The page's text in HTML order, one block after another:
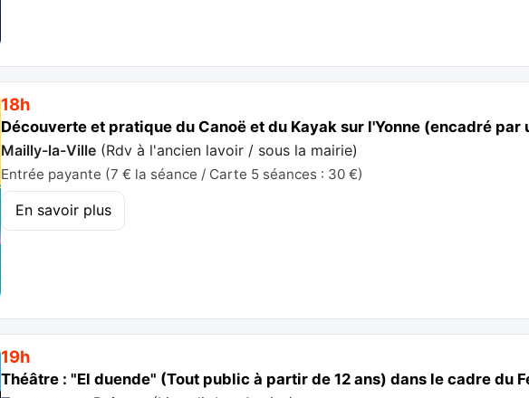
18h
Découverte et pratique du Canoë et du Kayak sur l'Yonne (encadré
Mailly-la-Ville (Rdv à l'ancien lavoir / sous la mairie)
Entrée payante (7 € la séance / Carte 5 séances : 30 €)
En savoir plus
19h
Théâtre : "El duende" (Tout public à partir de 12 ans) dans le cadre du